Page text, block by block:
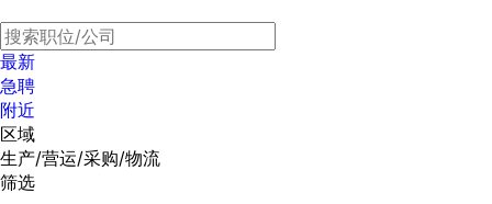
最新
急聘
附近
区域
生产/营运/采购/物流
筛选